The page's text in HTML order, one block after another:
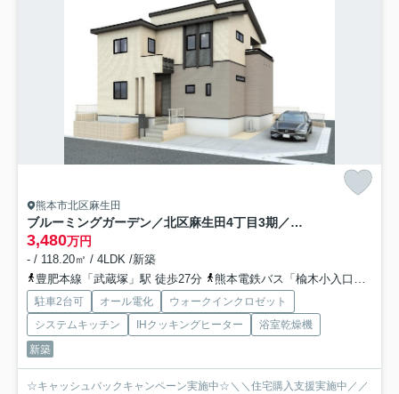
熊本市北区麻生田
ブルーミングガーデン／北区麻生田4丁目3期／1号棟
3,480万円
- / 118.20㎡ / 4LDK /新築
豊肥本線「武蔵塚」駅 徒歩27分
熊本電鉄バス「楡木小入口」バス停下車 徒歩4分
駐車2台可 オール電化
ウォークインクロゼット
システムキッチン
IHクッキングヒーター
浴室乾燥機
新築
☆キャッシュバックキャンペーン実施中☆＼＼住宅購入支援実施中／／